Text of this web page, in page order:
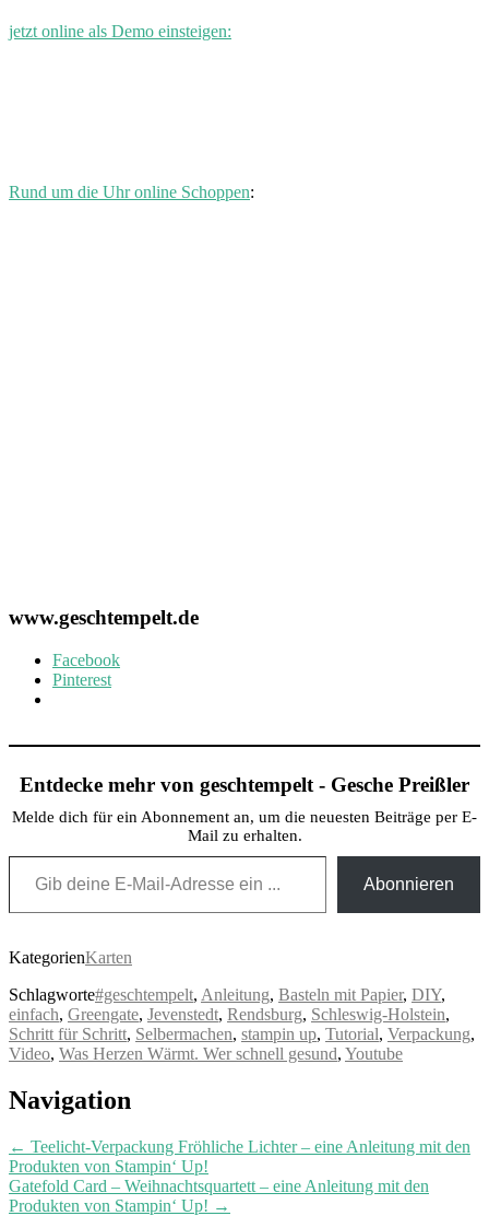
jetzt online als Demo einsteigen:
Rund um die Uhr online Schoppen:
www.geschtempelt.de
Facebook
Pinterest
Entdecke mehr von geschtempelt - Gesche Preißler
Melde dich für ein Abonnement an, um die neuesten Beiträge per E-
Mail zu erhalten.
Gib deine E-Mail-Adresse ein ...
Abonnieren
KategorienKarten
Schlagworte#geschtempelt, Anleitung, Basteln mit Papier, DIY,
einfach, Greengate, Jevenstedt, Rendsburg, Schleswig-Holstein,
Schritt für Schritt, Selbermachen, stampin up, Tutorial, Verpackung,
Video, Was Herzen Wärmt. Wer schnell gesund, Youtube
Post
Navigation
← Teelicht-Verpackung Fröhliche Lichter – eine Anleitung mit den
Produkten von Stampin‘ Up!
Gatefold Card – Weihnachtsquartett – eine Anleitung mit den
Produkten von Stampin‘ Up! →